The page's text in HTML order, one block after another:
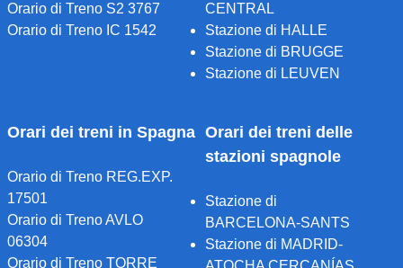
Orario di Treno S2 3767
Orario di Treno IC 1542
CENTRAL
Stazione di HALLE
Stazione di BRUGGE
Stazione di LEUVEN
Orari dei treni in Spagna
Orario di Treno REG.EXP.
17501
Orario di Treno AVLO
06304
Orario di Treno TORRE
Orari dei treni delle
stazioni spagnole
Stazione di
BARCELONA-SANTS
Stazione di MADRID-